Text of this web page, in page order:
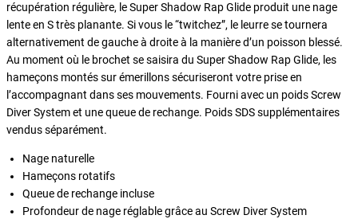
récupération régulière, le Super Shadow Rap Glide produit une nage
lente en S très planante. Si vous le “twitchez”, le leurre se tournera
alternativement de gauche à droite à la manière d’un poisson blessé.
Au moment où le brochet se saisira du Super Shadow Rap Glide, les
hameçons montés sur émerillons sécuriseront votre prise en
l’accompagnant dans ses mouvements. Fourni avec un poids Screw
Diver System et une queue de rechange. Poids SDS supplémentaires
vendus séparément.
Nage naturelle
Hameçons rotatifs
Queue de rechange incluse
Profondeur de nage réglable grâce au Screw Diver System